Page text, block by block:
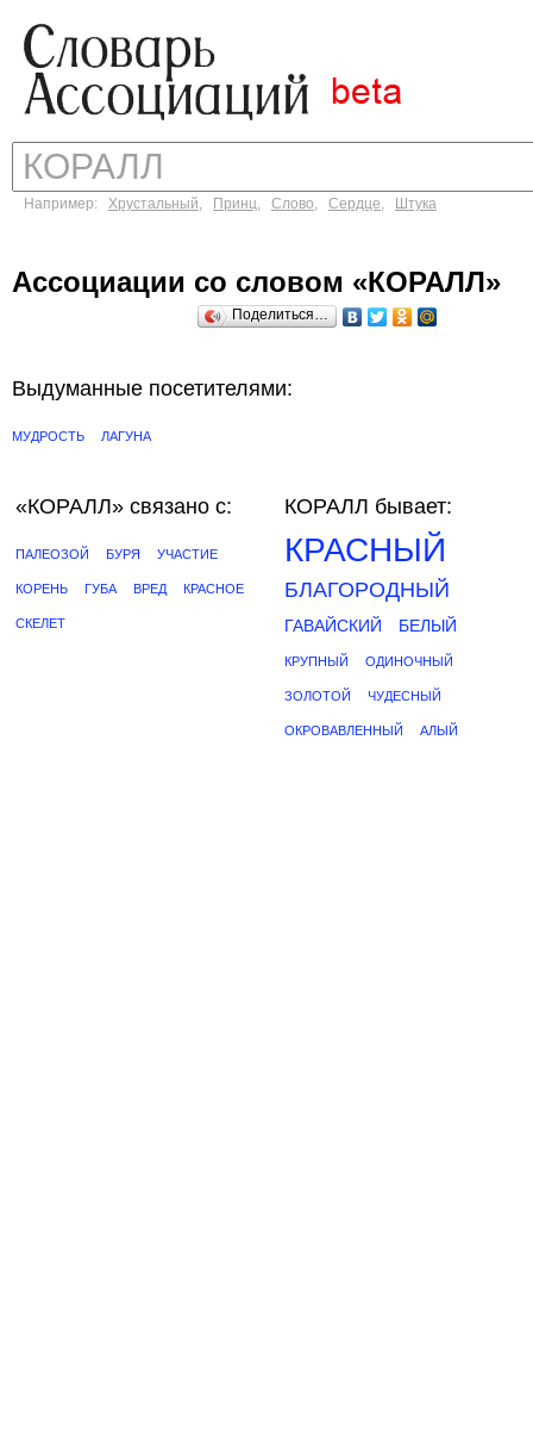
Например: Хрустальный, Принц, Слово, Сердце, Штука
Ассоциации со словом «КОРАЛЛ»
Поделиться…
Выдуманные посетителями:
МУДРОСТЬ ЛАГУНА
«КОРАЛЛ» связано с:
ПАЛЕОЗОЙ БУРЯ УЧАСТИЕ
КОРЕНЬ ГУБА ВРЕД КРАСНОЕ
СКЕЛЕТ
КОРАЛЛ бывает:
КРАСНЫЙ
БЛАГОРОДНЫЙ
ГАВАЙСКИЙ БЕЛЫЙ
КРУПНЫЙ ОДИНОЧНЫЙ
ЗОЛОТОЙ ЧУДЕСНЫЙ
ОКРОВАВЛЕННЫЙ АЛЫЙ